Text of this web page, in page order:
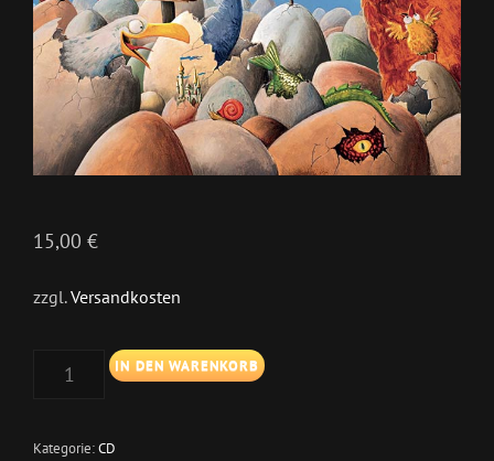
15,00 €
zzgl.Versandkosten
ODER
IN DEN WARENKORB
Kategorie:CD